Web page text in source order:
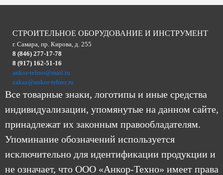
СТРОИТЕЛЬНОЕ ОБОРУДОВАНИЕ И ИНСТРУМЕНТ
г. Самара, пр. Кирова, д. 255
8 (846) 277-17-78
8 (917) 162-51-16
ankor-tehno@mail.ru
zakaz@ankor-tehno.ru
Все товарные знаки, логотипы и иные средства
индивидуализации, упомянутые на данном сайте,
принадлежат их законным правообладателям.
Упоминание обозначений используется
исключительно для идентификации продукции и
не означает, что ООО «Анкор-Техно» имеет права